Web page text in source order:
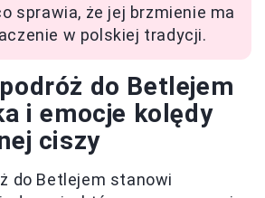
sprawia, że jej brzmienie ma
w polskiej tradycji.
do Betlejem
i emocje kolędy
ciszy
do Betlejem stanowi